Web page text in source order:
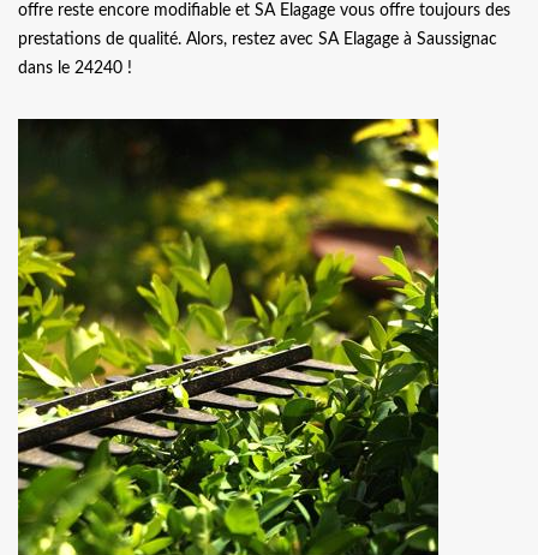
offre reste encore modifiable et SA Elagage vous offre toujours des
prestations de qualité. Alors, restez avec SA Elagage à Saussignac
dans le 24240 !